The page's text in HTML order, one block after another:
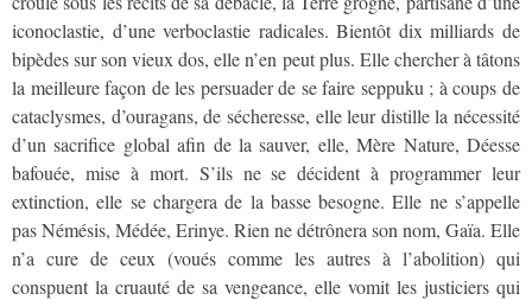
iconoclastie, d’une verboclastie radicales. Bientôt dix milliards de
bipèdes sur son vieux dos, elle n’en peut plus. Elle chercher à tâtons
la meilleure façon de les persuader de se faire seppuku ; à coups de
cataclysmes, d’ouragans, de sécheresse, elle leur distille la nécessité
d’un sacrifice global afin de la sauver, elle, Mère Nature, Déesse
bafouée, mise à mort. S’ils ne se décident à programmer leur
extinction, elle se chargera de la basse besogne. Elle ne s’appelle
pas Némésis, Médée, Erinye. Rien ne détrônera son nom, Gaïa. Elle
n’a cure de ceux (voués comme les autres à l’abolition) qui
conspuent la cruauté de sa vengeance, elle vomit les justiciers qui